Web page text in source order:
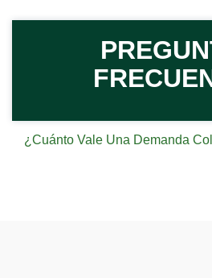
¿Cuánto Vale Una Demanda